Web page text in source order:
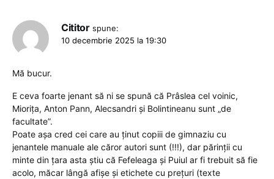
Cititor spune:
10 decembrie 2025 la 19:30
Mă bucur.
E ceva foarte jenant să ni se spună că Prâslea cel voinic,
Miorița, Anton Pann, Alecsandri și Bolintineanu sunt „de
facultate”.
Poate așa cred cei care au ținut copiii de gimnaziu cu
jenantele manuale ale căror autori sunt (!!!), dar părinții cu
minte din țara asta știu că Fefeleaga și Puiul ar fi trebuit să fie
acolo, măcar lângă afișe și etichete cu prețuri (texte